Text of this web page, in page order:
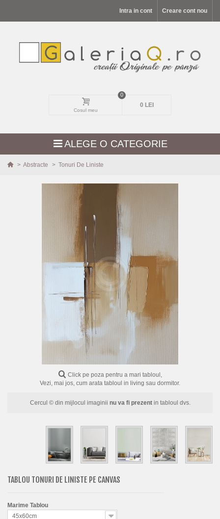
Intra in cont Creare cont nou
Cosul meu
0
0 LEI
ALEGE O CATEGORIE
> Abstracte > Tonuri De Liniste
Click pe poza pentru a mari tabloul,
Vezi, mai jos, cum arata tabloul in living sau dormitor.
Cercul © din mijlocul imaginii nu va fi prezentin tabloul dvs.
TABLOU TONURI DE LINISTE PE CANVAS
Marime Tablou
45x60cm